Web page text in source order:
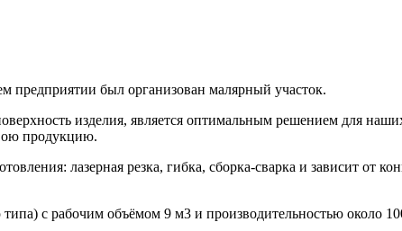
предприятии был организован малярный участок.
изделия, является оптимальным решением для
продукцию.
лазерная резка, гибка, сборка-сварка и зависит от
с рабочим объёмом 9 м3 и производительностью около